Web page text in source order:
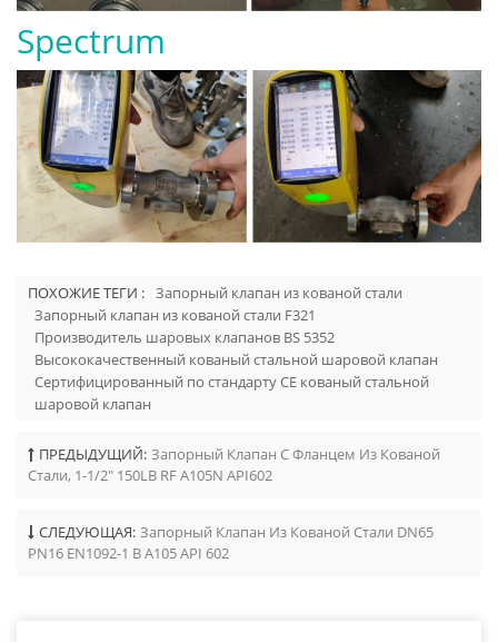
Spectrum
ПОХОЖИЕ ТЕГИ : Запорный клапан из кованой стали
Запорный клапан из кованой стали F321
Производитель шаровых клапанов BS 5352
Высококачественный кованый стальной шаровой клапан
Сертифицированный по стандарту CE кованый стальной
шаровой клапан
ПРЕДЫДУЩИЙ: Запорный Клапан С Фланцем Из Кованой
Стали, 1-1/2" 150LB RF A105N API602
СЛЕДУЮЩАЯ: Запорный Клапан Из Кованой Стали DN65
PN16 EN1092-1 B A105 API 602